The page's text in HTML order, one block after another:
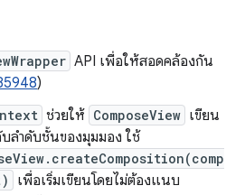
API เพื่อให้สอดคล้องกัน
)
ช่วยให้ ComposeView เขียน
ลำดับชั้นของมุมมอง ใช้
เพื่อเริ่มเขียนโดยไม่ต้องแนบ